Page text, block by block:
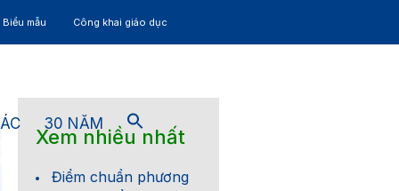
mẫu Công khai giáo dục
30 NĂM
Xem nhiều nhất
Điểm chuẩn phương